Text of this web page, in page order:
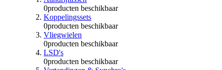
0producten beschikbaar
Koppelingssets
0producten beschikbaar
Vliegwielen
0producten beschikbaar
LSD's
0producten beschikbaar